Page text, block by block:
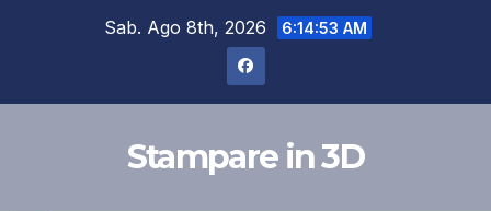
Sab. Ago 8th, 2026 6:14:54 AM
Stampare in 3D